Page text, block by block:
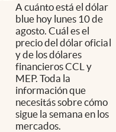
A cuánto está el dólar
blue hoy lunes 10 de
agosto. Cuál es el
precio del dólar oficial
y de los dólares
financieros CCL y
MEP. Toda la
información que
necesitás sobre cómo
sigue la semana en los
mercados.